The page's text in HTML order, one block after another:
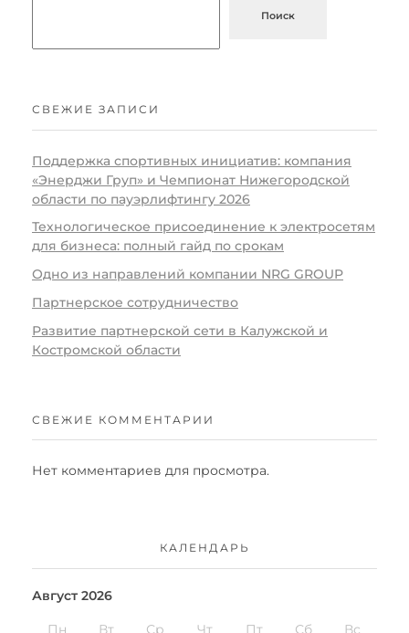
и
е
г
о
р
о
д
с
о
й
Поиск
СВЕЖИЕ ЗАПИСИ
Поддержка спортивных инициатив: компания
«Энерджи Груп» и Чемпионат Нижегородской
области по пауэрлифтингу 2026
Технологическое присоединение к электросетям
для бизнеса: полный гайд по срокам
Одно из направлений компании NRG GROUP
Партнерское сотрудничество
Развитие партнерской сети в Калужской и
Костромской области
СВЕЖИЕ КОММЕНТАРИИ
Нет комментариев для просмотра.
КАЛЕНДАРЬ
Август 2026
Пн Вт Ср Чт Пт Сб Вс